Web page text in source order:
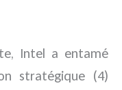
Intel a entamé
stratégique (4)